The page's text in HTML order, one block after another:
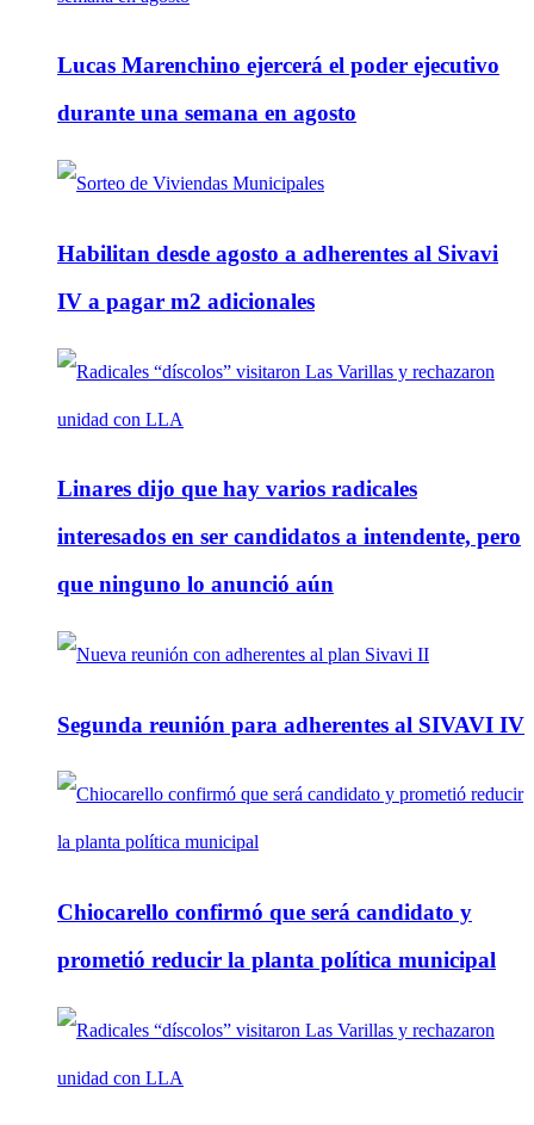
Lucas Marenchino ejercerá el poder ejecutivo
durante una semana en agosto
Habilitan desde agosto a adherentes al Sivavi
IV a pagar m2 adicionales
Linares dijo que hay varios radicales
interesados en ser candidatos a intendente, pero
que ninguno lo anunció aún
Segunda reunión para adherentes al SIVAVI IV
Chiocarello confirmó que será candidato y
prometió reducir la planta política municipal